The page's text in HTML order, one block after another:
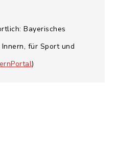
Bayerisches
für Sport und
)